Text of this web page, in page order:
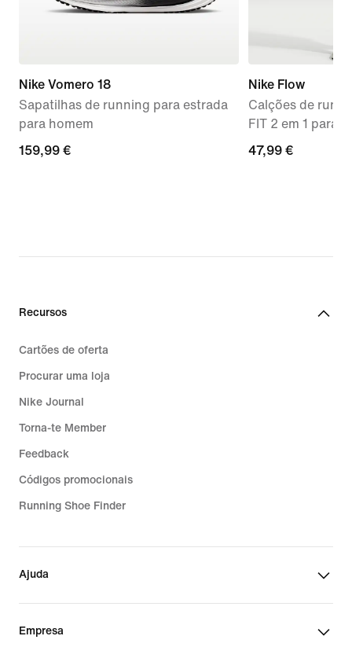
Nike Vomero 18
Sapatilhas de running para estrada
para homem
159,99
159,99 €
Nike Flow
Calções de
FIT 2 em 1 para
47,99
47,99 €
Recursos
Cartões de oferta
Procurar uma loja
Nike Journal
Torna-te Member
Feedback
Códigos promocionais
Running Shoe Finder
Ajuda
Empresa